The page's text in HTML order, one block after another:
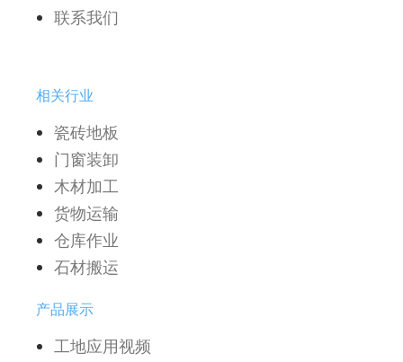
联系我们
相关行业
瓷砖地板
门窗装卸
木材加工
货物运输
仓库作业
石材搬运
产品展示
工地应用视频